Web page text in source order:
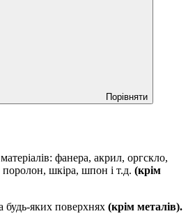
Порівняти
фанера, акрил, оргскло,
шкіра, шпон і т.д. (крім
будь-яких поверхнях (крім металів).